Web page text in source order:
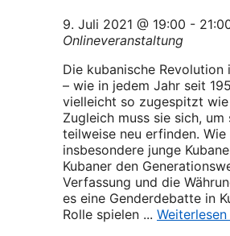
9. Juli 2021 @ 19:00 -
Onlineveranstaltung
Die kubanische Revolution
– wie in jedem Jahr seit
vielleicht so zugespitzt
Zugleich muss sie sich, um
teilweise neu erfinden. Wie
insbesondere junge
Kubaner den
Verfassung und die
es eine Genderdebatte in
Rolle spielen ... Weiterlesen